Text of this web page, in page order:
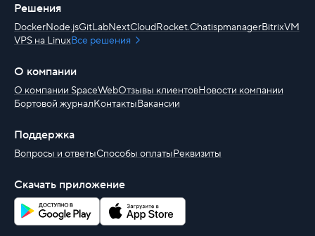
Решения
DockerNode.jsGitLabNextCloudRocket.ChatispmanagerBitrixVM
VPS на LinuxВсе решения
О компании
О компании SpaceWebОтзывы клиентовНовости компании
Бортовой журналКонтактыВакансии
Поддержка
Вопросы и ответыСпособы оплатыРеквизиты
Скачать приложение